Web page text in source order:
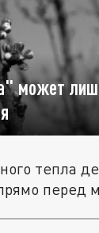
может
тепла
перед